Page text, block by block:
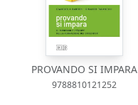
PROVANDO SI IMPARA
9788810121252